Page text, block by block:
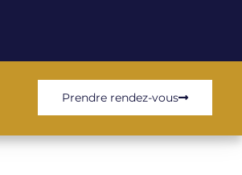
Prendre rendez-vous